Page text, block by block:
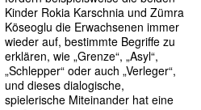
Kinder Rokia Karschnia und Zümra
Köseoglu die Erwachsenen immer
wieder auf, bestimmte Begriffe zu
erklären, wie „Grenze“, „Asyl“,
„Schlepper“ oder auch „Verleger“,
und dieses dialogische,
spielerische Miteinander hat eine